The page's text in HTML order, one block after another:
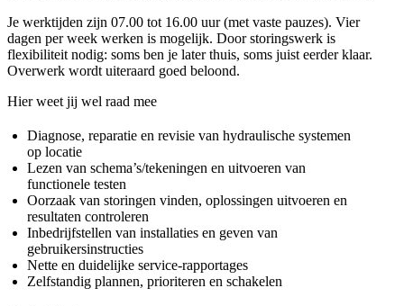
Je werktijden zijn 07.00 tot 16.00 uur (met vaste pauzes). Vier
dagen per week werken is mogelijk. Door storingswerk is
flexibiliteit nodig: soms ben je later thuis, soms juist eerder klaar.
Overwerk wordt uiteraard goed beloond.
Hier weet jij wel raad mee
Diagnose, reparatie en revisie van hydraulische systemen
op locatie
Lezen van schema’s/tekeningen en uitvoeren van
functionele testen
Oorzaak van storingen vinden, oplossingen uitvoeren en
resultaten controleren
Inbedrijfstellen van installaties en geven van
gebruikersinstructies
Nette en duidelijke service-rapportages
Zelfstandig plannen, prioriteren en schakelen